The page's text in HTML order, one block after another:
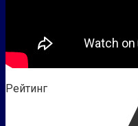
Рейтинг